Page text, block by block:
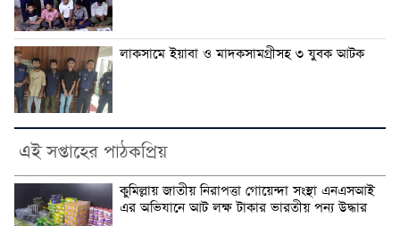
লাকসামে ইয়াবা ও মাদকসামগ্রীসহ ৩ যুবক আটক
এই সপ্তাহের পাঠকপ্রিয়
কুমিল্লায় জাতীয় নিরাপত্তা গোয়েন্দা সংস্থা এনএসআই
এর অভিযানে আট লক্ষ টাকার ভারতীয় পন্য উদ্ধার